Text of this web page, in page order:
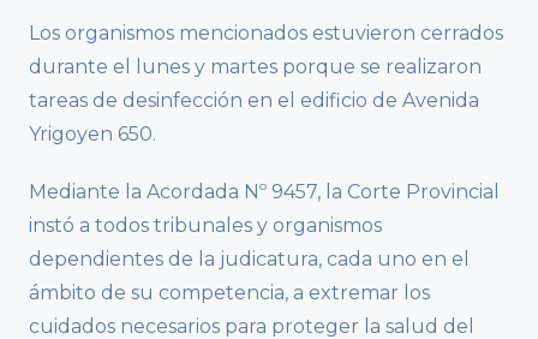
Los organismos mencionados estuvieron cerrados
durante el lunes y martes porque se realizaron
tareas de desinfección en el edificio de Avenida
Yrigoyen 650.
Mediante la Acordada Nº 9457, la Corte Provincial
instó a todos tribunales y organismos
dependientes de la judicatura, cada uno en el
ámbito de su competencia, a extremar los
cuidados necesarios para proteger la salud del